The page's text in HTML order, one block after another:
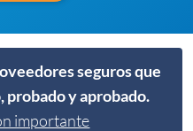
seguros que
probado y aprobado.
importante